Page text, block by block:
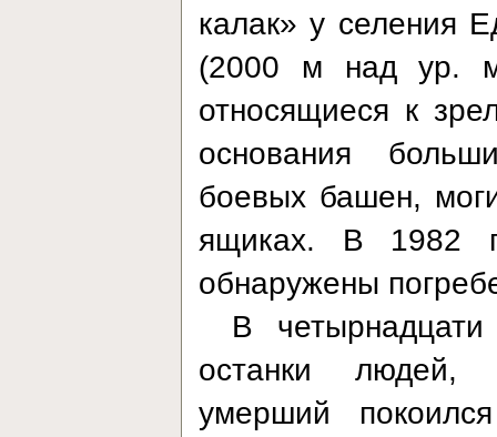
калак» у селения
(2000 м над ур.
относящиеся к
основания
боевых башен,
ящиках. В 1982
обнаружены
В
останки людей,
умерший